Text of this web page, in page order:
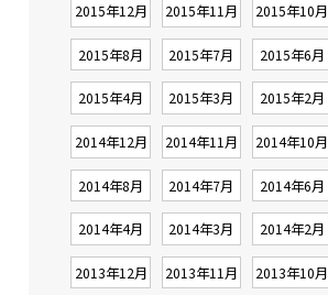
2015年12月 2015年11月 2015年10月
2015年8月 2015年7月 2015年6月
2015年4月 2015年3月 2015年2月
2014年12月 2014年11月 2014年10月
2014年8月 2014年7月 2014年6月
2014年4月 2014年3月 2014年2月
2013年12月 2013年11月 2013年10月